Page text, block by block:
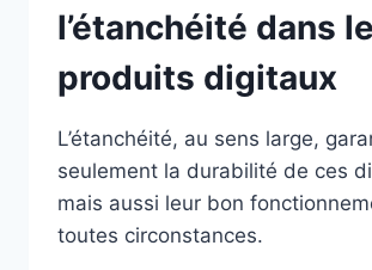
l’étanchéité dans
produits digitaux
L’étanchéité, au sens large,
seulement la durabilité de ces
mais aussi leur bon
toutes circonstances.